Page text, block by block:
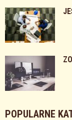
POPULARNE